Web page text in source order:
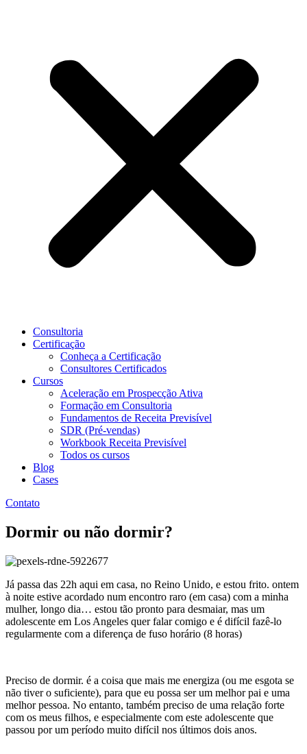
Consultoria
Certificação
Conheça a Certificação
Consultores Certificados
Cursos
Aceleração em Prospecção Ativa
Formação em Consultoria
Fundamentos de Receita Previsível
SDR (Pré-vendas)
Workbook Receita Previsível
Todos os cursos
Blog
Cases
Contato
Dormir ou não dormir?
Já passa das 22h aqui em casa, no Reino Unido, e estou frito. ontem
à noite estive acordado num encontro raro (em casa) com a minha
mulher, longo dia… estou tão pronto para desmaiar, mas um
adolescente em Los Angeles quer falar comigo e é difícil fazê-lo
regularmente com a diferença de fuso horário (8 horas)
Preciso de dormir. é a coisa que mais me energiza (ou me esgota se
não tiver o suficiente), para que eu possa ser um melhor pai e uma
melhor pessoa. No entanto, também preciso de uma relação forte
com os meus filhos, e especialmente com este adolescente que
passou por um período muito difícil nos últimos dois anos.